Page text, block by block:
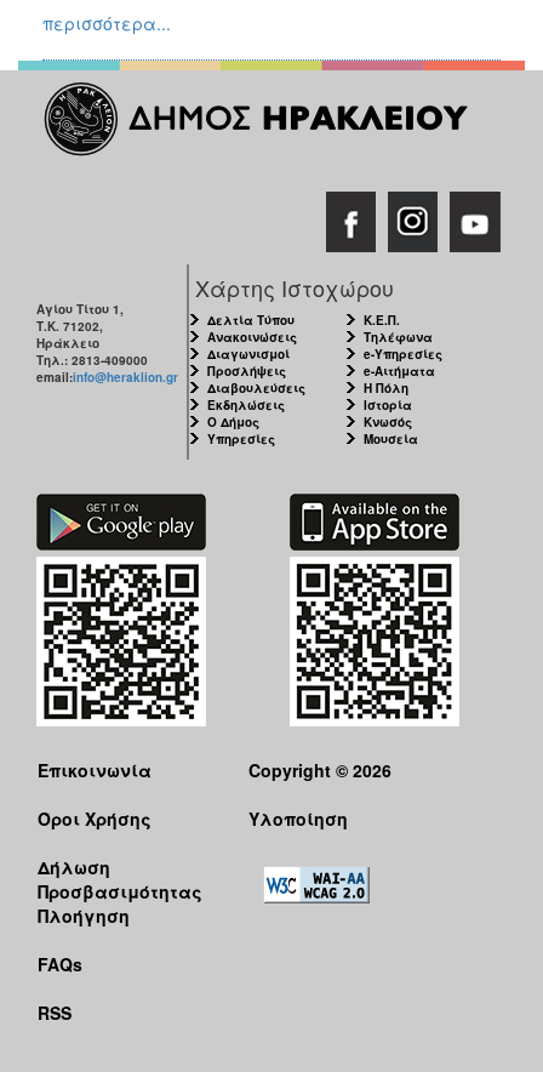
περισσότερα...
Αγίου Τίτου 1,
Τ.Κ. 71202,
Ηράκλειο
Τηλ.: 2813-409000
email:info@heraklion.gr
Χάρτης Ιστοχώρου
Δελτία Τύπου
Ανακοινώσεις
Διαγωνισμοί
Προσλήψεις
Διαβουλεύσεις
Εκδηλώσεις
Ο Δήμος
Υπηρεσίες
Κ.Ε.Π.
Τηλέφωνα
e-Υπηρεσίες
e-Αιτήματα
Η Πόλη
Ιστορία
Κνωσός
Μουσεία
Επικοινωνία
Όροι Χρήσης
Δήλωση
Προσβασιμότητας
Πλοήγηση
FAQs
RSS
Copyright © 2026
Υλοποίηση